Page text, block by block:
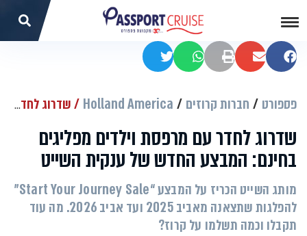
שתפו בפייסבוק
שתפו במיילהדפסהשתפו בוואטסאפשתפו בטוויטר
פספורט חברות קרוזים Holland America שדרוג לחדר עם מרפסת וילדים מפליגים בחינם: המבצע החדש של ענקית השייט
שדרוג לחדר עם מרפסת וילדים מפליגים
בחינם: המבצע החדש של ענקית השייט
מותג השייט הכריז על המבצע “Start Your Journey Sale”
להפלגות שתצאנה מאביב 2025 ועד אביב 2026. מה עוד
תקבלו וכמה תשלמו על קרוז?